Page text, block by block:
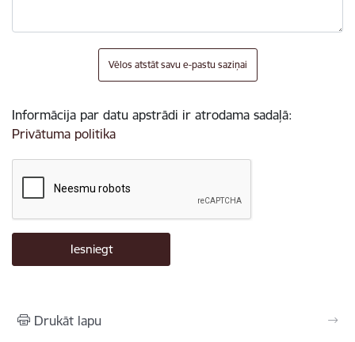
Vēlos atstāt savu e-pastu saziņai
Informācija par datu apstrādi ir atrodama sadaļā:
Privātuma politika
Drukāt lapu